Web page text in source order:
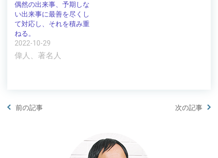
偶然の出来事、予期しな
い出来事に最善を尽くし
て対応し、それを積み重
ねる。
2022-10-29
偉人、著名人
前の記事 次の記事